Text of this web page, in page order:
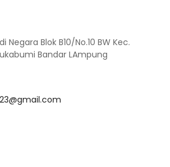
Negara Blok B10/No.10 BW Kec.
Bandar LAmpung